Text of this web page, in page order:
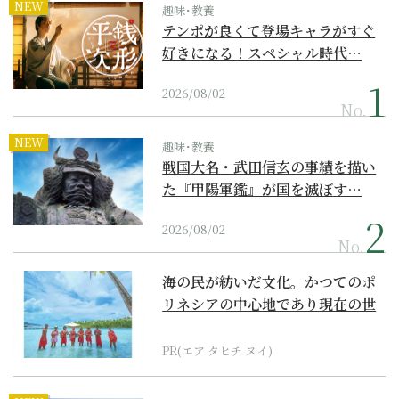
NEW 趣味･教養
テンポが良くて登場キャラがすぐ
好きになる！スペシャル時代…
2026/08/02
No.
NEW 趣味･教養
戦国大名・武田信玄の事績を描い
た『甲陽軍鑑』が国を滅ぼす…
2026/08/02
No.
海の民が紡いだ文化。かつてのポ
リネシアの中心地であり現在の世
PR(エア タヒチ ヌイ)